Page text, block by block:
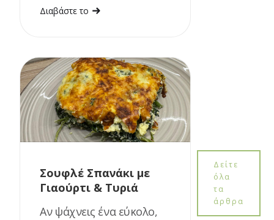
Διαβάστε το
Σουφλέ Σπανάκι με
Γιαούρτι & Τυριά
Αν ψάχνεις ένα εύκολο,
Δείτε
όλα
τα
άρθρα